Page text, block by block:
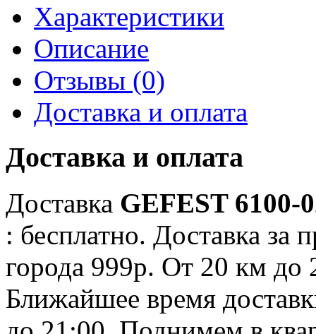
Характеристики
Описание
Отзывы (0)
Доставка и оплата
Доставка и оплата
Доставка GEFEST 6100-
: бесплатно. Доставка за
города 999р. От 20 км до
Ближайшее время